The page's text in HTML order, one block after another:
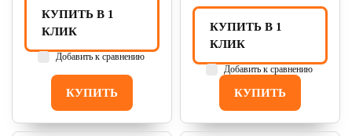
КУПИТЬ
КУПИТЬ В 1
КЛИК
Добавить к сравнению
КУПИТЬ
КУПИТЬ В 1
КЛИК
Добавить к сравнению